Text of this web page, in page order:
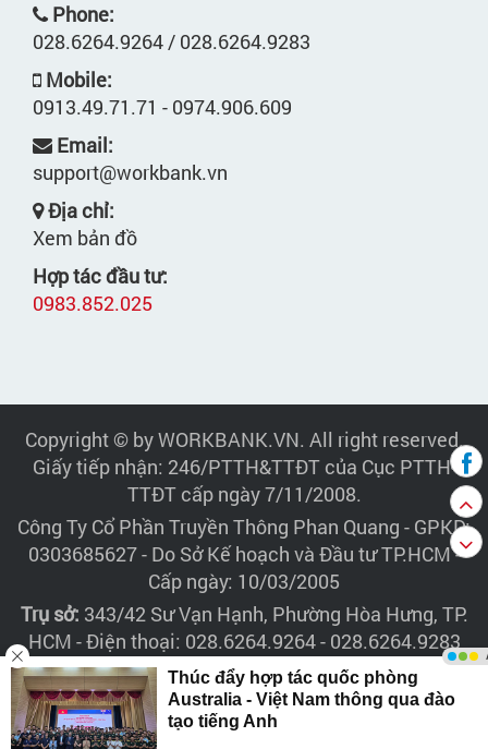
Phone:
028.6264.9264 / 028.6264.9283
Mobile:
0913.49.71.71 - 0974.906.609
Email:
support@workbank.vn
Địa chỉ:
Xem bản đồ
Hợp tác đầu tư:
0983.852.025
Copyright © by WORKBANK.VN. All right reserved.
Giấy tiếp nhận: 246/PTTH&TTĐT của Cục PTTH-
TTĐT cấp ngày 7/11/2008.
Công Ty Cổ Phần Truyền Thông Phan Quang - GPKD:
0303685627 - Do Sở Kế hoạch và Đầu tư TP.HCM -
Cấp ngày: 10/03/2005
Trụ sở: 343/42 Sư Vạn Hạnh, Phường Hòa Hưng, TP.
HCM - Điện thoại: 028.6264.9264 - 028.6264.9283